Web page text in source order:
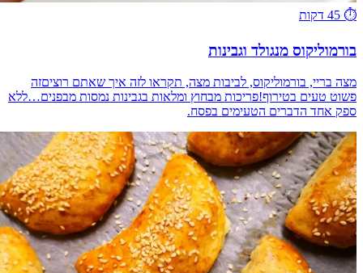
⏱️ 45 דקות
בורמוליקוס מנגולד וגבינות
מצה בריי, בורמוליקוס, לביבות מצה, תקראו לזה איך שאתם רוציםזה
פשוט טעים בטירוף!פריכות מבחוץ ומלאות בגבינות נמסות מבפנים…ללא
ספק אחד הדברים הטעימים בפסח.